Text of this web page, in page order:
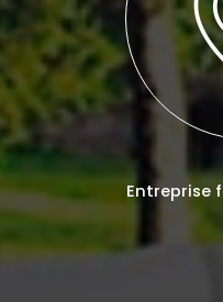
Entreprise